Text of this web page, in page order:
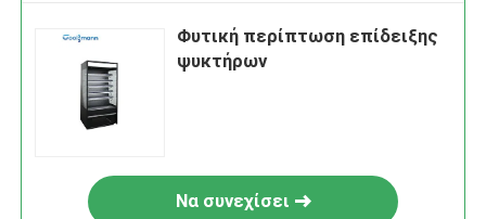
Φυτική περίπτωση επίδειξης
ψυκτήρων
Να συνεχίσει